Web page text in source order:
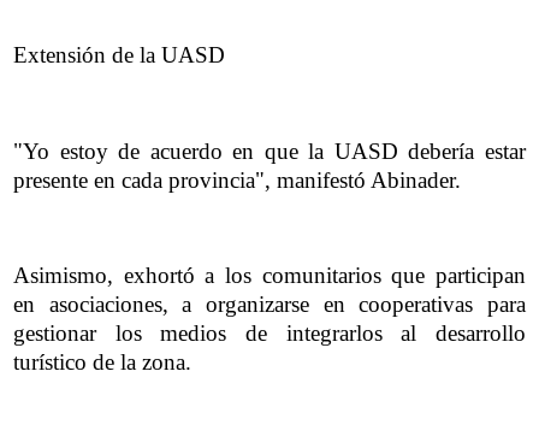
Extensión de la UASD
"Yo estoy de acuerdo en que la UASD debería estar
presente en cada provincia", manifestó Abinader.
Asimismo, exhortó a los comunitarios que participan
en asociaciones, a organizarse en cooperativas para
gestionar los medios de integrarlos al desarrollo
turístico de la zona.